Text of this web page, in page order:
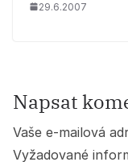
29.6.2007
Napsat
Vaše e-mailová
Vyžadované